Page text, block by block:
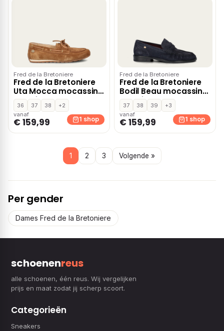
Fred de la Bretoniere
Fred de la Bretoniere
Uta Mocca mocassins
& loafers – Cognac
36 37 38
+2
vanaf
€ 159,99 1 shop
Fred de la Bretoniere
Fred de la Bretoniere
Bodil Beau mocassins
& loafers – Blauw
37 38 39
+3
vanaf
€ 159,99 1 shop
1 2 3 Volgende »
Per gender
Dames Fred de la Bretoniere
schoenenreus
alle schoenen, één reus. Wij vergelijken
prijs en maat zodat jij scherp scoort.
Categorieën
Sneakers